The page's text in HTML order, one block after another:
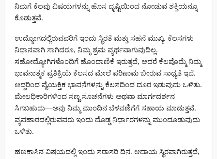
ನಿಮಗೆ ಕೆಲವು ವಿಷಯಗಳನ್ನು ಹೊಸ ದೃಷ್ಟಿಯಿಂದ ನೋಡುವ ಶಕ್ತಿಯನ್ನೂ
ಕೊಡುತ್ತವೆ.
ಉದ್ಯೋಗದಲ್ಲಿರುವವರಿಗೆ ಇಂದು ಸ್ಥಿರತೆ ಮತ್ತು ಸಹನೆ ಮುಖ್ಯ. ಕೆಲಸಗಳು
ನಿಧಾನವಾಗಿ ಸಾಗಿದರೂ, ನಿಮ್ಮ ಶ್ರಮ ವ್ಯರ್ಥವಾಗುವುದಿಲ್ಲ.
ಸಹೋದ್ಯೋಗಿಗಳೊಂದಿಗೆ ಹೊಂದಾಣಿಕೆ ಇರುತ್ತದೆ, ಆದರೆ ಕೆಲವೊಮ್ಮೆ ನಿಮ್ಮ
ಭಾವನಾತ್ಮಕ ಪ್ರತಿಕ್ರಿಯೆ ಕೆಲಸದ ಮೇಲೆ ಪರಿಣಾಮ ಬೀರುವ ಸಾಧ್ಯತೆ ಇದೆ.
ಆದ್ದರಿಂದ ವೈಯಕ್ತಿಕ ಭಾವನೆಗಳನ್ನು ಕೆಲಸದಿಂದ ದೂರ ಇಡುವುದು ಒಳಿತು.
ಮೇಲಧಿಕಾರಿಗಳಿಂದ ಸಣ್ಣ ಸೂಚನೆಗಳು ಅಥವಾ ಮಾರ್ಗದರ್ಶನ
ಸಿಗಬಹುದು—ಅವು ನಿಮ್ಮ ಮುಂದಿನ ಬೆಳವಣಿಗೆಗೆ ಸಹಾಯ ಮಾಡುತ್ತವೆ.
ವ್ಯವಹಾರದಲ್ಲಿರುವವರು ಇಂದು ದೊಡ್ಡ ನಿರ್ಧಾರಗಳನ್ನು ಮುಂದೂಡುವುದು
ಒಳಿತು.
ಹಣಕಾಸಿನ ವಿಷಯದಲ್ಲಿ ಇಂದು ಸರಾಸರಿ ದಿನ. ಆದಾಯ ಸ್ಥಿರವಾಗಿರುತ್ತದೆ,